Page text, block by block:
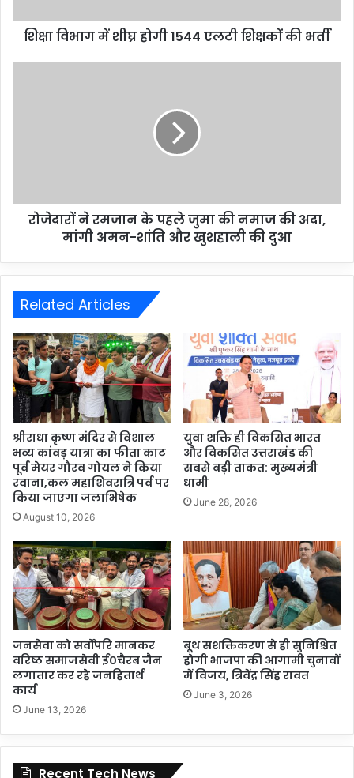
शिक्षा विभाग में शीघ्र होगी 1544 एलटी शिक्षकों की भर्ती
रोजेदारों ने रमजान के पहले जुमा की नमाज की अदा,
मांगी अमन-शांति और खुशहाली की दुआ
Related Articles
श्रीराधा कृष्ण मंदिर से विशाल
भव्य कांवड़ यात्रा का फीता काट
पूर्व मेयर गौरव गोयल ने किया
रवाना,कल महाशिवरात्रि पर्व पर
किया जाएगा जलाभिषेक
August 10, 2026
युवा शक्ति ही विकसित भारत
और विकसित उत्तराखंड की
सबसे बड़ी ताकत: मुख्यमंत्री
धामी
June 28, 2026
जनसेवा को सर्वोपरि मानकर
वरिष्ठ समाजसेवी ई०चैरब जैन
लगातार कर रहे जनहितार्थ
कार्य
June 13, 2026
बूथ सशक्तिकरण से ही सुनिश्चित
होगी भाजपा की आगामी चुनावों
में विजय, त्रिवेंद्र सिंह रावत
June 3, 2026
Recent Tech News